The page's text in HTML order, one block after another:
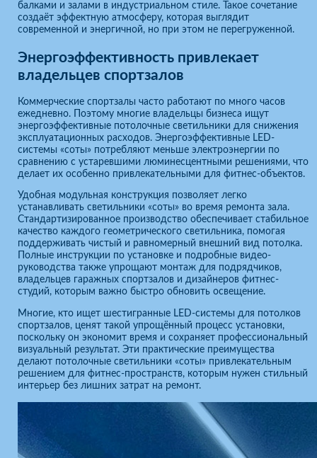
балками и залами в индустриальном стиле. Такое сочетание
создаёт эффектную атмосферу, которая выглядит
современной и энергичной, но при этом не перегруженной.
Энергоэффективность привлекает
владельцев спортзалов
Коммерческие спортзалы часто работают по много часов
ежедневно. Поэтому многие владельцы бизнеса ищут
энергоэффективные потолочные светильники для снижения
эксплуатационных расходов. Энергоэффективные LED-
системы «соты» потребляют меньше электроэнергии по
сравнению с устаревшими люминесцентными решениями, что
делает их особенно привлекательными для фитнес-объектов.
Удобная модульная конструкция позволяет легко
устанавливать светильники «соты» во время ремонта зала.
Стандартизированное производство обеспечивает стабильное
качество каждого геометрического светильника, помогая
поддерживать чистый и равномерный внешний вид потолка.
Полные инструкции по установке и подробные видео-
руководства также упрощают монтаж для подрядчиков,
владельцев гаражных спортзалов и дизайнеров фитнес-
студий, которым важно быстро обновить освещение.
Многие, кто ищет шестигранные LED-системы для потолков
спортзалов, ценят такой упрощённый процесс установки,
поскольку он экономит время и сохраняет профессиональный
визуальный результат. Эти практические преимущества
делают потолочные светильники «соты» привлекательным
решением для фитнес-пространств, которым нужен стильный
интерьер без лишних затрат на ремонт.